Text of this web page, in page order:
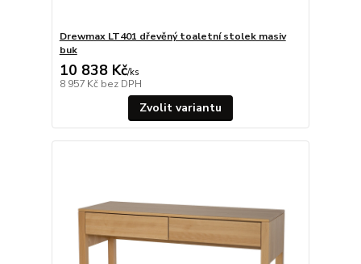
Drewmax LT401 dřevěný toaletní stolek masiv
buk
10 838 Kč/ks
8 957 Kč bez DPH
Zvolit variantu